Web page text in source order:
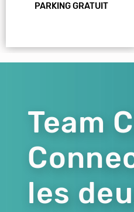
PARKING GRATUIT
Team
les